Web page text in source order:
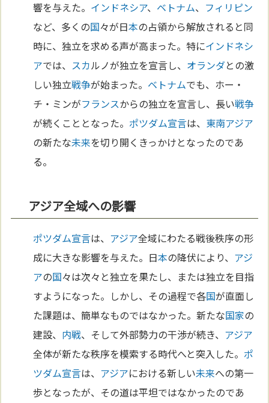
響を与えた。 インドネシア、 ベトナム、 フィリピン
など、多くの国々が日本の占領から解放されると同
時に、独立を求める声が高まった。特にインドネシ
アでは、 スカルノが独立を宣言し、 オランダとの激
しい独立戦争が始まった。 ベトナムでも、ホー・
チ・ミンがフランスからの独立を宣言し、長い戦争
が続くこととなった。 ポツダム宣言は、 東南アジア
の新たな未来を切り開くきっかけとなったのであ
る。
アジア全域への影響
ポツダム宣言は、 アジア全域にわたる戦後秩序の形
成に大きな影響を与えた。日本の降伏により、 アジ
アの国々は次々と独立を果たし、または独立を目指
すようになった。しかし、その過程で各国が直面し
た課題は、簡単なものではなかった。新たな国家の
建設、 内戦、そして外部勢力の干渉が続き、 アジア
全体が新たな秩序を模索する時代へと突入した。 ポ
ツダム宣言は、 アジアにおける新しい未来への第一
歩となったが、その道は平坦ではなかったのであ